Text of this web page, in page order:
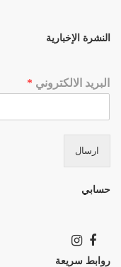
النشرة الإخبارية
البريد الالكتروني *
ارسال
حسابي
روابط سريعة